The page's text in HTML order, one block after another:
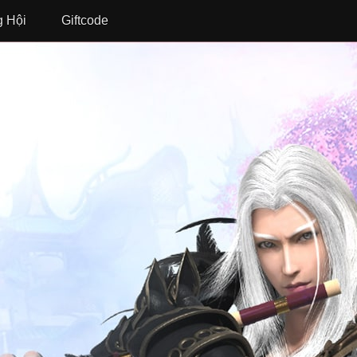
Hội Giftcode